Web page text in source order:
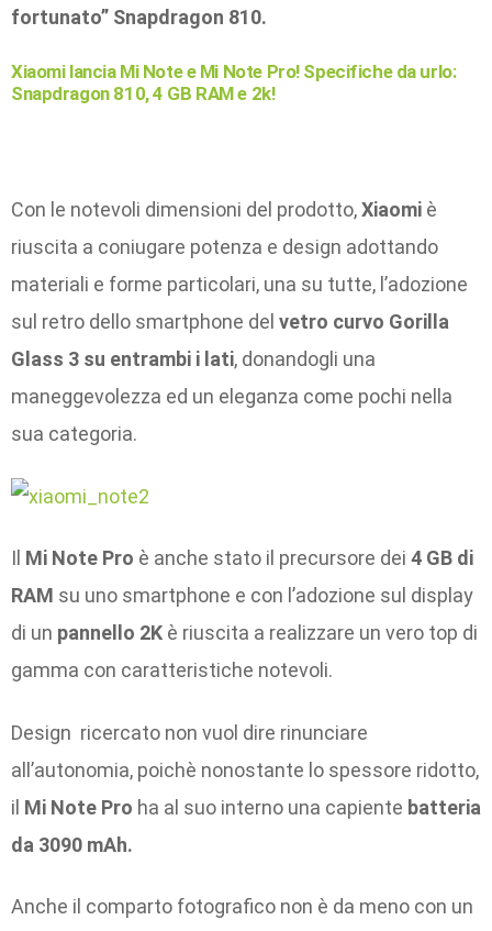
fortunato” Snapdragon 810.
Xiaomi lancia Mi Note e Mi Note Pro! Specifiche da urlo:
Snapdragon 810, 4 GB RAM e 2k!
Con le notevoli dimensioni del prodotto,Xiaomi è
riuscita a coniugare potenza e design adottando
materiali e forme particolari, una su tutte, l’adozione
sul retro dello smartphone del vetro curvo Gorilla
Glass 3 su entrambi i lati, donandogli una
maneggevolezza ed un eleganza come pochi nella
sua categoria.
Il Mi Note Pro è anche stato il precursore dei 4 GB di
RAM su uno smartphone e con l’adozione sul display
di un pannello 2K è riuscita a realizzare un vero top di
gamma con caratteristiche notevoli.
Design ricercato non vuol dire rinunciare
all’autonomia, poichè nonostante lo spessore ridotto,
il Mi Note Pro ha al suo interno una capiente batteria
da 3090 mAh.
Anche il comparto fotografico non è da meno con un